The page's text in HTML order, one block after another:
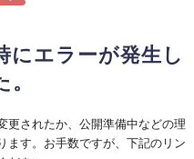
にエラーが発生し
更されたか、公開準備中などの理
ます。お手数ですが、下記のリン